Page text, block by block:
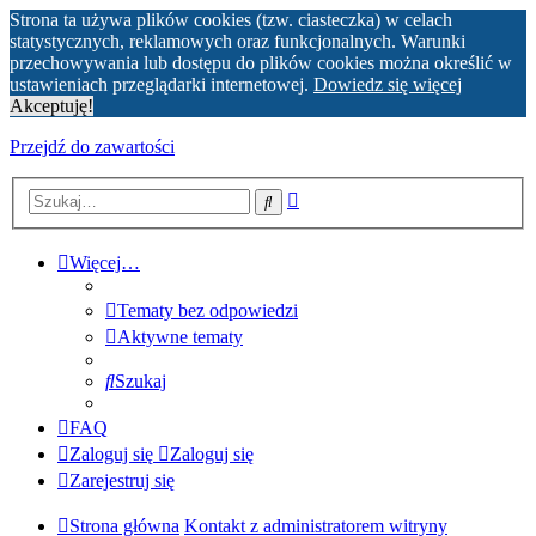
Strona ta używa plików cookies (tzw. ciasteczka) w celach
statystycznych, reklamowych oraz funkcjonalnych. Warunki
przechowywania lub dostępu do plików cookies można określić w
ustawieniach przeglądarki internetowej. Dowiedz się więcej
Akceptuję!
Przejdź do zawartości
Szukaj
Więcej…
Tematy bez odpowiedzi
Aktywne tematy
Szukaj
FAQ
Zaloguj się
Zaloguj się
Zarejestruj się
Strona główna Kontakt z administratorem witryny